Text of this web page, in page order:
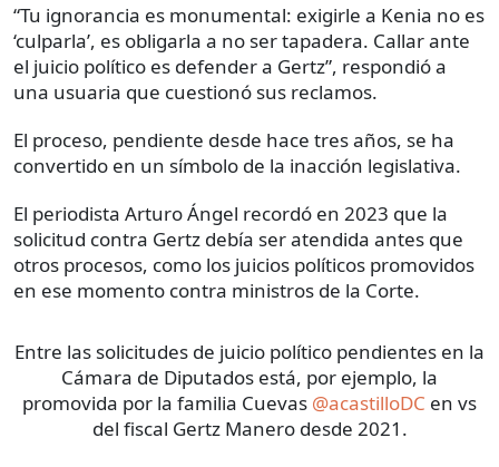
“Tu ignorancia es monumental: exigirle a Kenia no es
‘culparla’, es obligarla a no ser tapadera. Callar ante
el juicio político es defender a Gertz”, respondió a
una usuaria que cuestionó sus reclamos.
El proceso, pendiente desde hace tres años, se ha
convertido en un símbolo de la inacción legislativa.
El periodista Arturo Ángel recordó en 2023 que la
solicitud contra Gertz debía ser atendida antes que
otros procesos, como los juicios políticos promovidos
en ese momento contra ministros de la Corte.
Entre las solicitudes de juicio político pendientes en la
Cámara de Diputados está, por ejemplo, la
promovida por la familia Cuevas @acastilloDC en vs
del fiscal Gertz Manero desde 2021.